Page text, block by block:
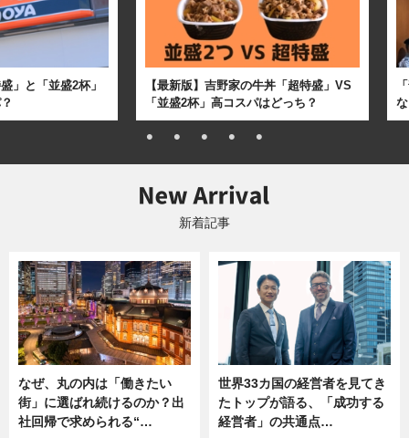
」と「並盛2杯」
【最新版】吉野家の牛丼「超特盛」VS
「並盛2杯」高コスパはどっち？
新着記事
なぜ、丸の内は「働きたい
街」に選ばれ続けるのか？出
社回帰で求められる“…
世界33カ国の経営者を見てき
たトップが語る、「成功する
経営者」の共通点…